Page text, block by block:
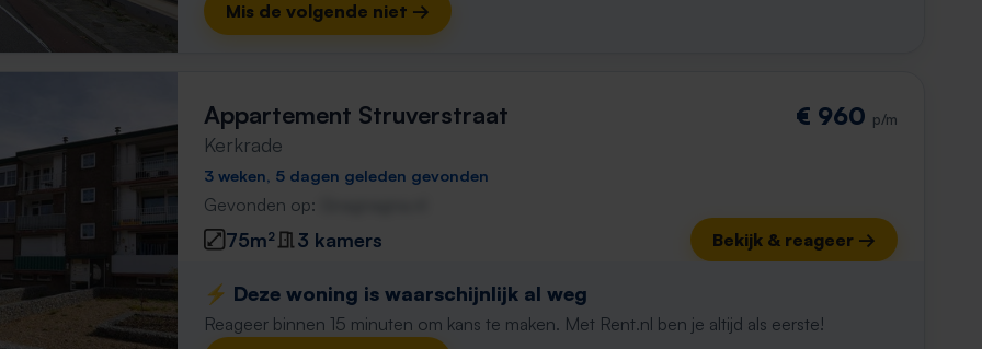
Mis de volgende niet →
Appartement Struverstraat
Kerkrade
€ 960 p/m
3 weken, 5 dagen geleden gevonden
Gevonden op:
75m² 3 kamers Bekijk & reageer →
⚡️ Deze woning is waarschijnlijk al weg
Reageer binnen 15 minuten om kans te maken. Met Rent.nl ben je altijd als eerste!